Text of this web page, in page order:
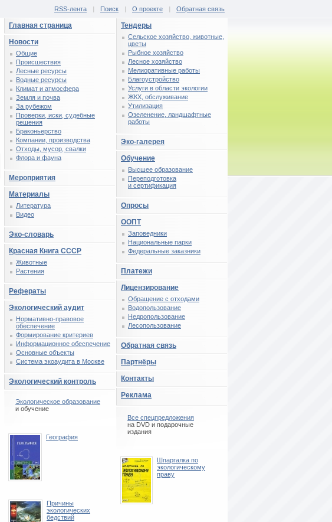
RSS-лента | Поиск | О проекте | Обратная связь
Тендеры
Сельское хозяйство, животные,
цветы
Рыбное хозяйство
Лесное хозяйство
Мелиоративные работы
Благоустройство
Услуги в области экологии
ЖКХ, обслуживание
Утилизация
Озеленение, ландшафтные
работы
Эко-галерея
Обучение
Высшее образование
Переподготовка
и сертификация
Опросы
ООПТ
Заповедники
Национальные парки
Федеральные заказники
Платежи
Лицензирование
Обращение с отходами
Водопользование
Недропользование
Лесопользование
Обратная связь
Партнёры
Контакты
Реклама
Все спецпредложения
на DVD и подарочные
издания
Шпаргалка по
экологическому
праву
Главная страница
Новости
Общие
Происшествия
Лесные ресурсы
Водные ресурсы
Климат и атмосфера
Земля и почва
За рубежом
Проверки, иски, судебные
решения
Браконьерство
Компании, производства
Отходы, мусор, свалки
Флора и фауна
Мероприятия
Материалы
Литература
Видео
Эко-словарь
Красная Книга СССР
Животные
Растения
Рефераты
Экологический аудит
Нормативно-правовое
обеспечение
Формирование критериев
Информационное обеспечение
Основные объекты
Система экоаудита в Москве
Экологический контроль
Экологическое образование
и обучение
География
Причины
экологических
бедствий